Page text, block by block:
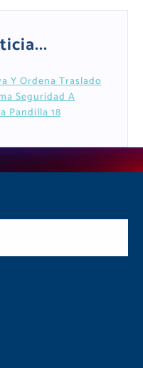
Y Ordena Traslado
Seguridad A
Pandilla 18